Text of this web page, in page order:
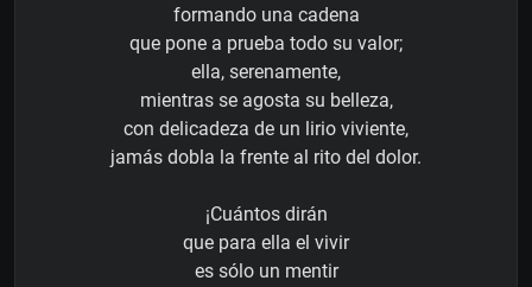
formando una cadena
que pone a prueba todo su valor;
ella, serenamente,
mientras se agosta su belleza,
con delicadeza de un lirio viviente,
jamás dobla la frente al rito del dolor.
¡Cuántos dirán
que para ella el vivir
es sólo un mentir